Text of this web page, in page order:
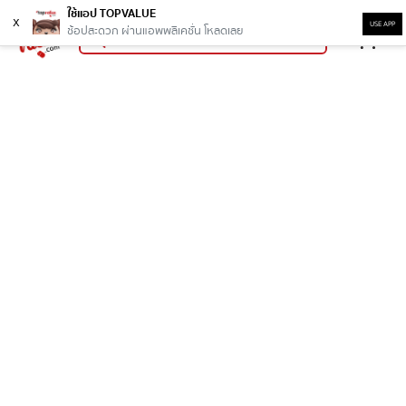
x
ใช้แอป TOPVALUE
ช้อปสะดวก ผ่านแอพพลิเคชั่น โหลดเลย
USE APP